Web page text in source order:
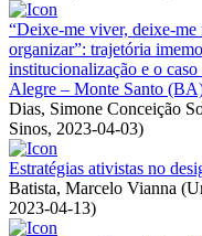
“Deixe-me viver, deixe-me
organizar”: trajetória
institucionalização e o
Alegre – Monte Santo
Dias, Simone Conceição
Sinos, 2023-04-03)
Estratégias ativistas no
Batista, Marcelo Vianna (
2023-04-13)